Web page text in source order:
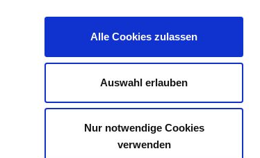
Alle Cookies zulassen
Auswahl erlauben
Nur notwendige Cookies
verwenden
KONTAKT IHRE MEINUNG
AM WKK HEIDE